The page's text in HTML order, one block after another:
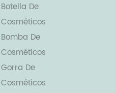
Botella De
Cosméticos
Bomba De
Cosméticos
Gorra De
Cosméticos